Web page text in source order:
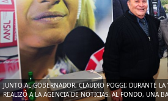
JUNTO AL GOBERNADOR, CLAUDIO POGGI, DURANTE
REALIZÓ A LA AGENCIA DE NOTICIAS. AL FONDO, UNA